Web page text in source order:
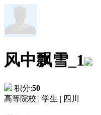
风中飘雪_1
积分:50
高等院校 | 学生 | 四川